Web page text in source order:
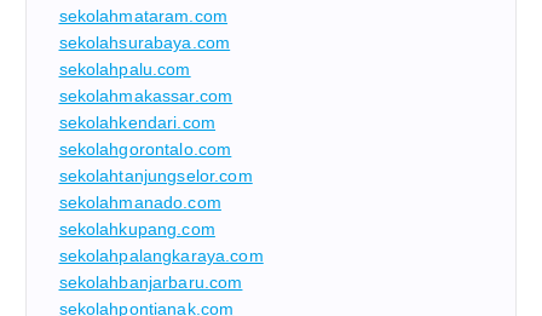
sekolahmataram.com
sekolahsurabaya.com
sekolahpalu.com
sekolahmakassar.com
sekolahkendari.com
sekolahgorontalo.com
sekolahtanjungselor.com
sekolahmanado.com
sekolahkupang.com
sekolahpalangkaraya.com
sekolahbanjarbaru.com
sekolahpontianak.com